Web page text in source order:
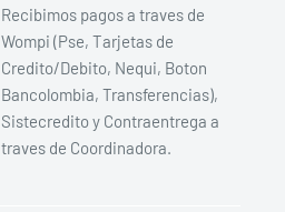
Recibimos pagos a traves de
Wompi (Pse, Tarjetas de
Credito/Debito, Nequi, Boton
Bancolombia, Transferencias),
Sistecredito y Contraentrega a
traves de Coordinadora.